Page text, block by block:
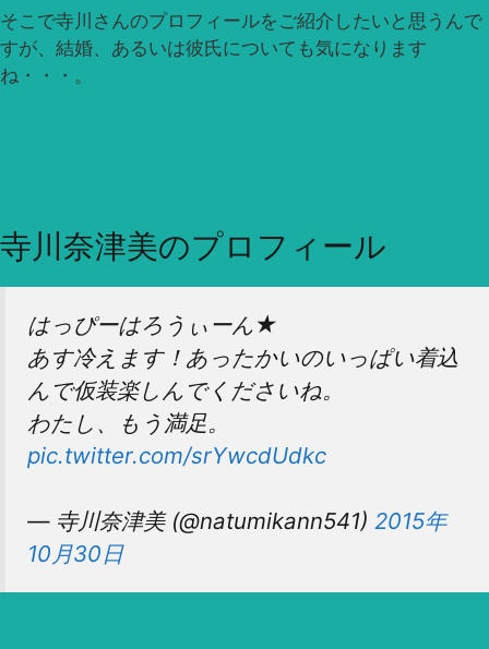
そこで寺川さんのプロフィールをご紹介したいと思うんで
すが、結婚、あるいは彼氏についても気になります
ね・・・。
寺川奈津美のプロフィール
はっぴーはろうぃーん★
あす冷えます！あったかいのいっぱい着込
んで仮装楽しんでくださいね。
わたし、もう満足。
pic.twitter.com/srYwcdUdkc
— 寺川奈津美 (@natumikann541) 2015年
10月30日